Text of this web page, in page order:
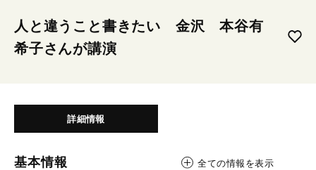
人と違うこと書きたい 金沢 本谷有
希子さんが講演
詳細情報
基本情報 全ての情報を表示